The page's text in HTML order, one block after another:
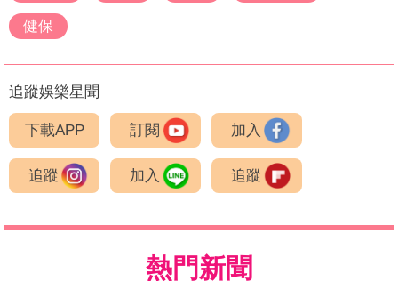
健保
追蹤娛樂星聞
下載APP 訂閱 加入
追蹤 加入 追蹤
熱門新聞